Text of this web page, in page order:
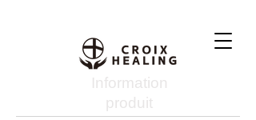
Information
produit